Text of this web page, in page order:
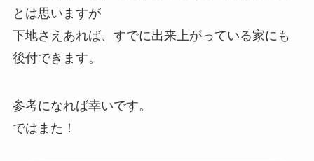
とは思いますが
下地さえあれば、すでに出来上がっている家にも
後付できます。
参考になれば幸いです。
ではまた！